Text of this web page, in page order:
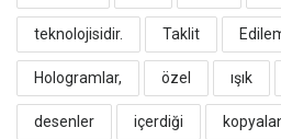
teknolojisidir. ​Taklit
Hologramlar, özel ışık
desenler içerdiği